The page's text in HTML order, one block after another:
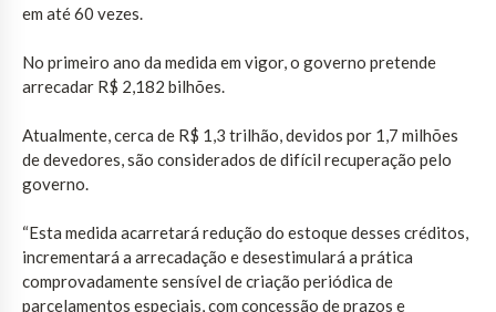
em até 60 vezes.
No primeiro ano da medida em vigor, o governo pretende
arrecadar R$ 2,182 bilhões.
Atualmente, cerca de R$ 1,3 trilhão, devidos por 1,7 milhões
de devedores, são considerados de difícil recuperação pelo
governo.
“Esta medida acarretará redução do estoque desses créditos,
incrementará a arrecadação e desestimulará a prática
comprovadamente sensível de criação periódica de
parcelamentos especiais, com concessão de prazos e